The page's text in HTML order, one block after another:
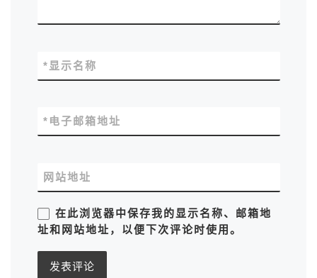
显示名称
*
电子邮箱地址
*
网站地址
在此浏览器中保存我的显示名称、邮箱地
址和网站地址，以便下次评论时使用。